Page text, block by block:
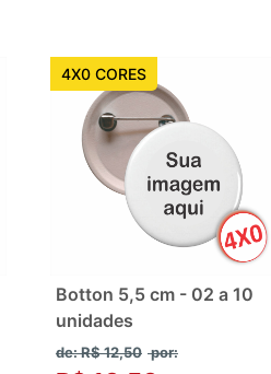
4X0 CORES
Botton 5,5 cm - 02 a 10
unidades
de: R$ 12,50 por: